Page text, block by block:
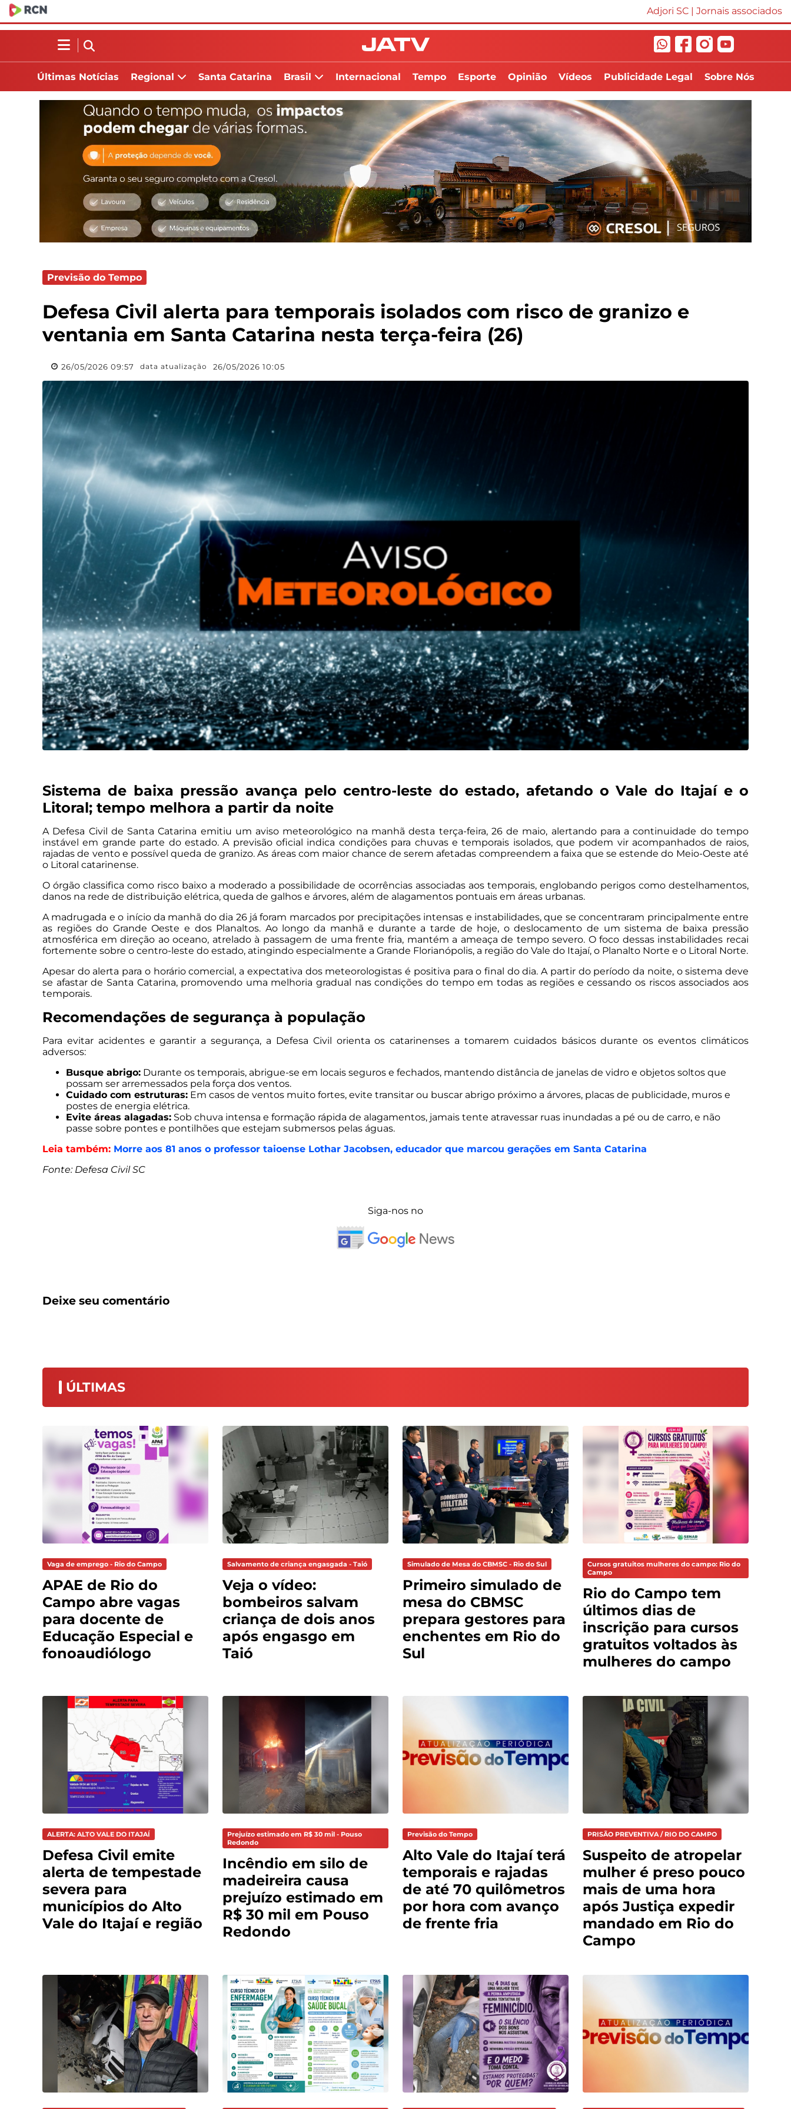
Adjori SC | Jornais associados
Últimas Notícias Regional Santa Catarina Brasil Internacional Tempo Esporte Opinião Vídeos Publicidade Legal Sobre Nós
Previsão do Tempo
Defesa Civil alerta para temporais isolados com risco de granizo e
ventania em Santa Catarina nesta terça-feira (26)
26/05/2026 09:57 data atualização 26/05/2026 10:05
Sistema de baixa pressão avança pelo centro-leste do estado, afetando o Vale do Itajaí e o
Litoral; tempo melhora a partir da noite
A Defesa Civil de Santa Catarina emitiu um aviso meteorológico na manhã desta terça-feira, 26 de maio, alertando para a continuidade do tempo
instável em grande parte do estado. A previsão oficial indica condições para chuvas e temporais isolados, que podem vir acompanhados de raios,
rajadas de vento e possível queda de granizo. As áreas com maior chance de serem afetadas compreendem a faixa que se estende do Meio-Oeste até
o Litoral catarinense.
O órgão classifica como risco baixo a moderado a possibilidade de ocorrências associadas aos temporais, englobando perigos como destelhamentos,
danos na rede de distribuição elétrica, queda de galhos e árvores, além de alagamentos pontuais em áreas urbanas.
A madrugada e o início da manhã do dia 26 já foram marcados por precipitações intensas e instabilidades, que se concentraram principalmente entre
as regiões do Grande Oeste e dos Planaltos. Ao longo da manhã e durante a tarde de hoje, o deslocamento de um sistema de baixa pressão
atmosférica em direção ao oceano, atrelado à passagem de uma frente fria, mantém a ameaça de tempo severo. O foco dessas instabilidades recai
fortemente sobre o centro-leste do estado, atingindo especialmente a Grande Florianópolis, a região do Vale do Itajaí, o Planalto Norte e o Litoral Norte.
Apesar do alerta para o horário comercial, a expectativa dos meteorologistas é positiva para o final do dia. A partir do período da noite, o sistema deve
se afastar de Santa Catarina, promovendo uma melhoria gradual nas condições do tempo em todas as regiões e cessando os riscos associados aos
temporais.
Recomendações de segurança à população
Para evitar acidentes e garantir a segurança, a Defesa Civil orienta os catarinenses a tomarem cuidados básicos durante os eventos climáticos
adversos:
Busque abrigo: Durante os temporais, abrigue-se em locais seguros e fechados, mantendo distância de janelas de vidro e objetos soltos que
possam ser arremessados pela força dos ventos.
Cuidado com estruturas: Em casos de ventos muito fortes, evite transitar ou buscar abrigo próximo a árvores, placas de publicidade, muros e
postes de energia elétrica.
Evite áreas alagadas: Sob chuva intensa e formação rápida de alagamentos, jamais tente atravessar ruas inundadas a pé ou de carro, e não
passe sobre pontes e pontilhões que estejam submersos pelas águas.
Leia também: Morre aos 81 anos o professor taioense Lothar Jacobsen, educador que marcou gerações em Santa Catarina
Fonte: Defesa Civil SC
Siga-nos no
Deixe seu comentário
ÚLTIMAS
Vaga de emprego - Rio do Campo
APAE de Rio do
Campo abre vagas
para docente de
Educação Especial e
fonoaudiólogo
Salvamento de criança engasgada - Taió
Veja o vídeo:
bombeiros salvam
criança de dois anos
após engasgo em
Taió
Simulado de Mesa do CBMSC - Rio do Sul
Primeiro simulado de
mesa do CBMSC
prepara gestores para
enchentes em Rio do
Sul
Cursos gratuitos mulheres do campo: Rio do
Campo
Rio do Campo tem
últimos dias de
inscrição para cursos
gratuitos voltados às
mulheres do campo
ALERTA: ALTO VALE DO ITAJAÍ
Defesa Civil emite
alerta de tempestade
severa para
municípios do Alto
Vale do Itajaí e região
Prejuízo estimado em R$ 30 mil - Pouso
Redondo
Incêndio em silo de
madeireira causa
prejuízo estimado em
R$ 30 mil em Pouso
Redondo
Previsão do Tempo
Alto Vale do Itajaí terá
temporais e rajadas
de até 70 quilômetros
por hora com avanço
de frente fria
PRISÃO PREVENTIVA / RIO DO CAMPO
Suspeito de atropelar
mulher é preso pouco
mais de uma hora
após Justiça expedir
mandado em Rio do
Campo